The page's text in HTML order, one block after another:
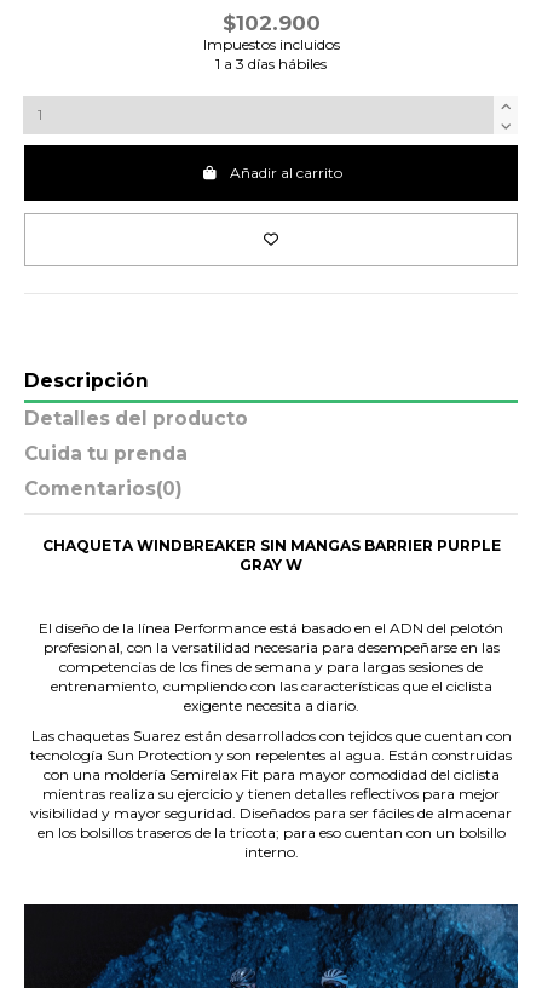
$102.900
Impuestos incluidos
1 a 3 días hábiles
Añadir al carrito
Descripción
Detalles del producto
Cuida tu prenda
Comentarios(0)
CHAQUETA WINDBREAKER SIN MANGAS BARRIER PURPLE
GRAY W
El diseño de la línea Performance está basado en el ADN del pelotón
profesional, con la versatilidad necesaria para desempeñarse en las
competencias de los fines de semana y para largas sesiones de
entrenamiento, cumpliendo con las características que el ciclista
exigente necesita a diario.
Las chaquetas Suarez están desarrollados con tejidos que cuentan con
tecnología Sun Protection y son repelentes al agua. Están construidas
con una moldería Semirelax Fit para mayor comodidad del ciclista
mientras realiza su ejercicio y tienen detalles reflectivos para mejor
visibilidad y mayor seguridad. Diseñados para ser fáciles de almacenar
en los bolsillos traseros de la tricota; para eso cuentan con un bolsillo
interno.